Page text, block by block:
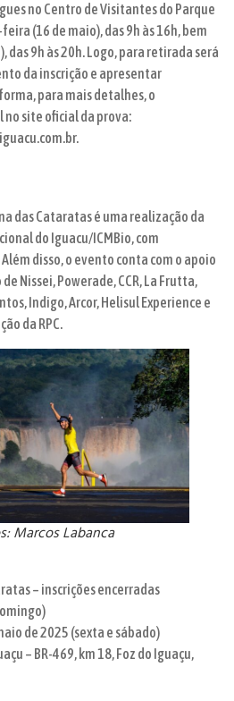
no Centro de Visitantes do Parque
(16 de maio), das 9h às 16h, bem
das 9h às 20h. Logo, para retirada será
da inscrição e apresentar
para mais detalhes, o
site oficial da prova:
das Cataratas é uma realização da
do Iguacu/ICMBio, com
disso, o evento conta com o apoio
Nissei, Powerade, CCR, La Frutta,
Indigo, Arcor, Helisul Experience e
da RPC.
Marcos Labanca
– inscrições encerradas
de 2025 (sexta e sábado)
– BR-469, km 18, Foz do Iguaçu,